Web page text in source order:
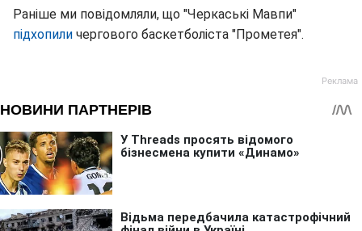
Раніше ми повідомляли, що "Черкаські Мавпи"
підхопили чергового баскетболіста "Прометея".